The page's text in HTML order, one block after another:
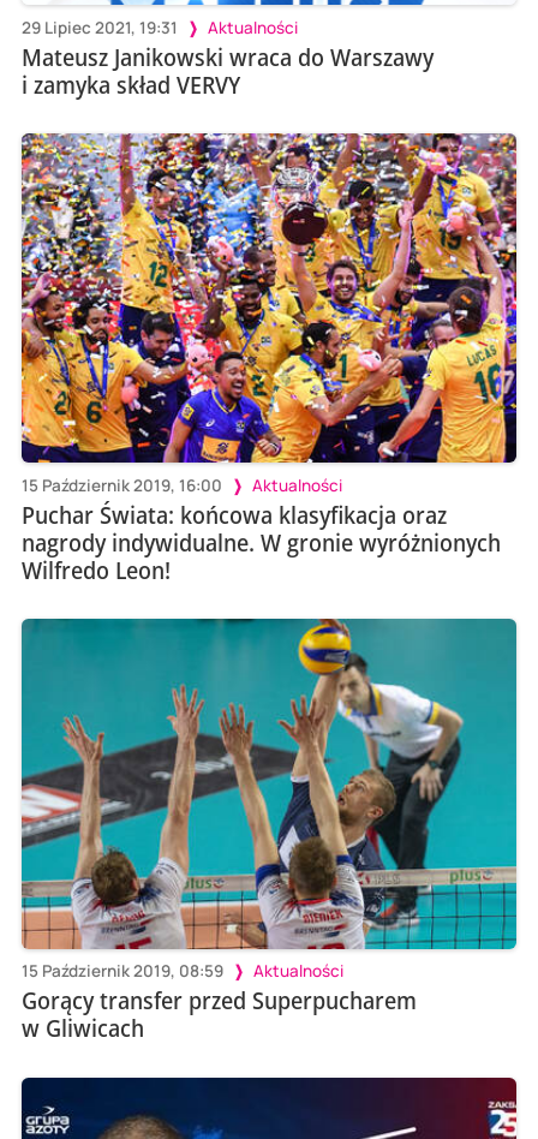
29 Lipiec 2021, 19:31 Aktualności
Mateusz Janikowski wraca do Warszawy
i zamyka skład VERVY
15 Październik 2019, 16:00 Aktualności
Puchar Świata: końcowa klasyfikacja oraz
nagrody indywidualne. W gronie wyróżnionych
Wilfredo Leon!
15 Październik 2019, 08:59 Aktualności
Gorący transfer przed Superpucharem
w Gliwicach